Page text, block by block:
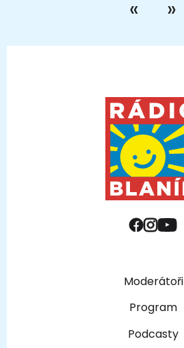
Moderátoři
Program
Podcasty